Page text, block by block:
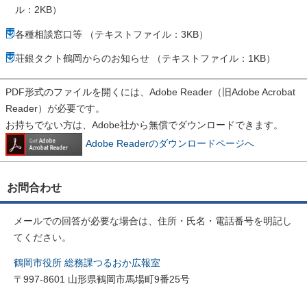
ル：2KB）
各種相談窓口等 （テキストファイル：3KB）
荘銀タクト鶴岡からのお知らせ （テキストファイル：1KB）
PDF形式のファイルを開くには、Adobe Reader（旧Adobe Acrobat
Reader）が必要です。
お持ちでない方は、Adobe社から無償でダウンロードできます。
Adobe Readerのダウンロードページへ
お問合わせ
メールでの回答が必要な場合は、住所・氏名・電話番号を明記し
てください。
鶴岡市役所 総務課つるおか広報室
〒997-8601 山形県鶴岡市馬場町9番25号